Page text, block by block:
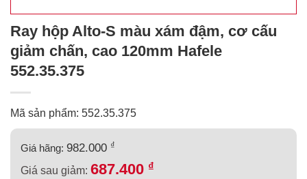
Ray hộp Alto-S màu xám đậm, cơ cấu
giảm chấn, cao 120mm Hafele
552.35.375
Mã sản phẩm: 552.35.375
Giá hãng: 982.000 ₫
Giá sau giảm: 687.400 ₫